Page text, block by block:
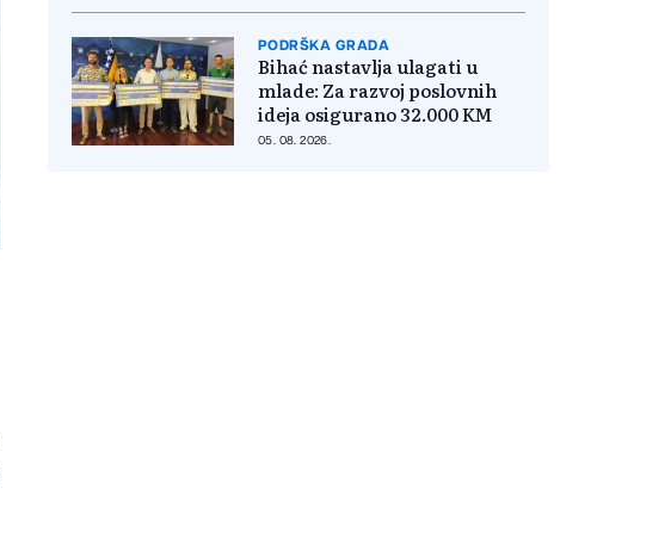
PODRŠKA GRADA
Bihać nastavlja ulagati u
mlade: Za razvoj poslovnih
ideja osigurano 32.000 KM
05. 08. 2026.